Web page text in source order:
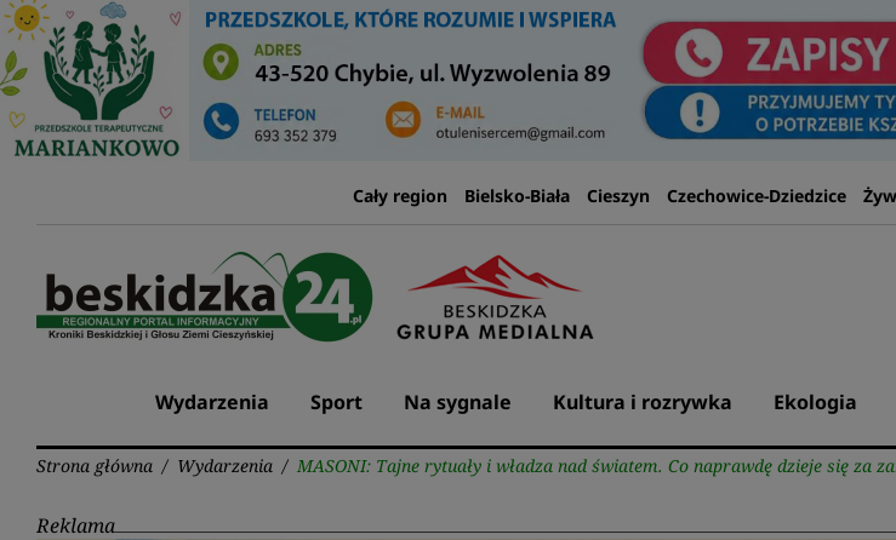
Przejdź
do
treści
Cały region Bielsko-Biała Cieszyn Czechowice-Dziedzice
Wydarzenia Sport Na sygnale Kultura i rozrywka Ekologia
Strona główna / Wydarzenia / MASONI: Tajne rytuały i władza nad światem. Co naprawdę dzieje się za
Reklama